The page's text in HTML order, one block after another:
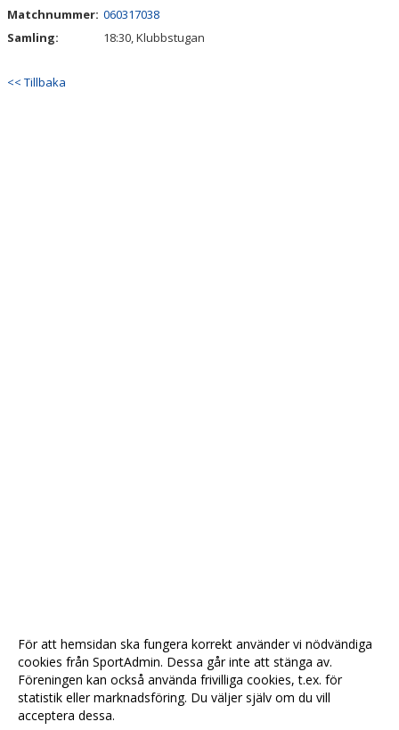
Matchnummer: 060317038
Samling:
18:30, Klubbstugan
<< Tillbaka
För att hemsidan ska fungera korrekt använder vi nödvändiga
cookies från SportAdmin. Dessa går inte att stänga av.
Föreningen kan också använda frivilliga cookies, t.ex. för
statistik eller marknadsföring. Du väljer själv om du vill
acceptera dessa.